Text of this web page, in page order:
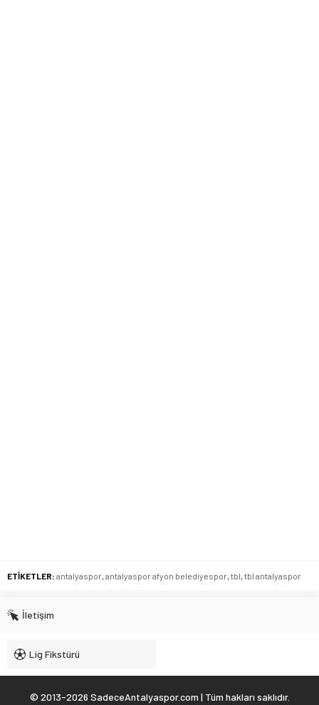
ETİKETLER: antalyaspor, antalyaspor afyon belediyespor, tbl, tbl antalyaspor
İletişim
Lig Fikstürü
© 2013-2026 SadeceAntalyaspor.com | Tüm hakları saklıdır.